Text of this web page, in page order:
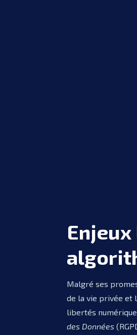
Malgré ses
de la vie privée et
libertés
des Données